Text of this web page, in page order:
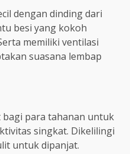
dengan dinding dari
besi yang kokoh
memiliki ventilasi
suasana lembap
para tahanan untuk
singkat. Dikelilingi
untuk dipanjat.